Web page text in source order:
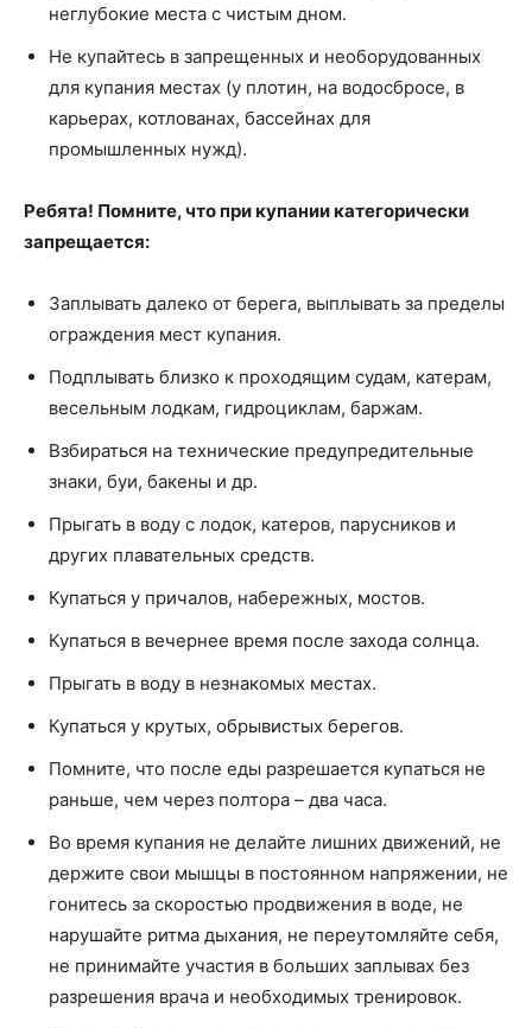
неглубокие места с чистым дном.
Не купайтесь в запрещенных и необорудованных
для купания местах (у плотин, на водосбросе, в
карьерах, котлованах, бассейнах для
промышленных нужд).
Ребята! Помните, что при купании категорически
запрещается:
Заплывать далеко от берега, выплывать за пределы
ограждения мест купания.
Подплывать близко к проходящим судам, катерам,
весельным лодкам, гидроциклам, баржам.
Взбираться на технические предупредительные
знаки, буи, бакены и др.
Прыгать в воду с лодок, катеров, парусников и
других плавательных средств.
Купаться у причалов, набережных, мостов.
Купаться в вечернее время после захода солнца.
Прыгать в воду в незнакомых местах.
Купаться у крутых, обрывистых берегов.
Помните, что после еды разрешается купаться не
раньше, чем через полтора – два часа.
Во время купания не делайте лишних движений, не
держите свои мышцы в постоянном напряжении, не
гонитесь за скоростью продвижения в воде, не
нарушайте ритма дыхания, не переутомляйте себя,
не принимайте участия в больших заплывах без
разрешения врача и необходимых тренировок.